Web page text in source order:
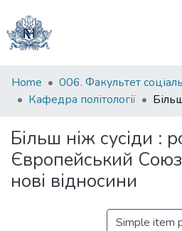
Communities
&
All of DSpace
Statistics
Home
Кафедра політології
Більш ніж сусіди :
Європейський
нові відносини
Simple item